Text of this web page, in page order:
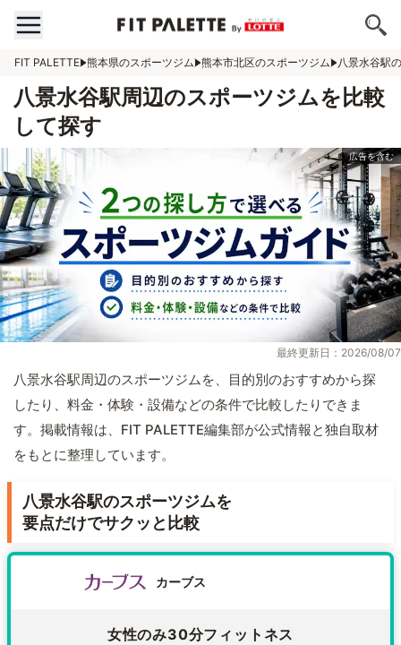
FIT PALETTE 熊本県のスポーツジム 熊本市北区のスポーツジム 八景水谷駅
八景水谷駅周辺のスポーツジムを比較
して探す
最終更新日：2026/08/07
八景水谷駅周辺のスポーツジムを、目的別のおすすめから探
したり、料金・体験・設備などの条件で比較したりできま
す。掲載情報は、FIT PALETTE編集部が公式情報と独自取材
をもとに整理しています。
八景水谷駅のスポーツジムを
要点だけでサクッと比較
カーブス
女性のみ30分フィットネス